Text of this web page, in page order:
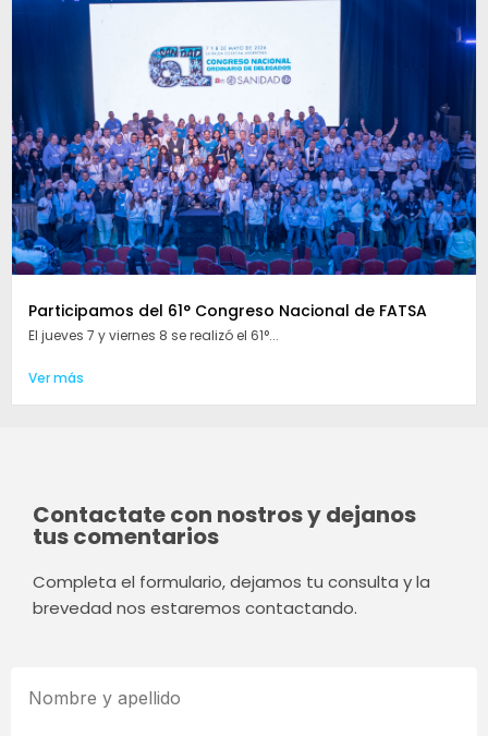
Participamos del 61° Congreso Nacional de FATSA
El jueves 7 y viernes 8 se realizó el 61°...
Ver más
Contactate con nostros y dejanos
tus comentarios
Completa el formulario, dejamos tu consulta y la
brevedad nos estaremos contactando.